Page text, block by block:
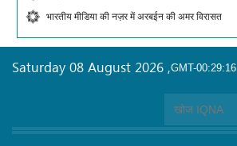
भारतीय मीडिया की नज़र में अरबईन की अमर विरासत
GMT-00:29:16
Saturday 08 August 2026 ,